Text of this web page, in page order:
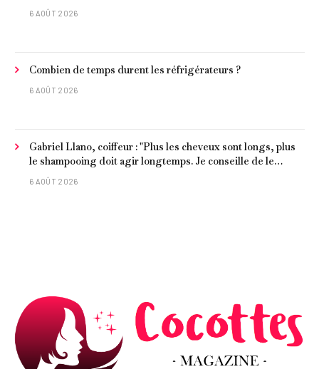
6 AOÛT 2026
Combien de temps durent les réfrigérateurs ?
6 AOÛT 2026
Gabriel Llano, coiffeur : "Plus les cheveux sont longs, plus
le shampooing doit agir longtemps. Je conseille de le
laisser entre 1 et 3 minutes."
6 AOÛT 2026